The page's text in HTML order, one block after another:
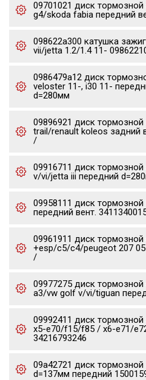
09701021 диск
g4/skoda fabia передний
098622a300 катушка
vii/jetta 1.2/1.4 11-
0986479a12 диск
veloster 11-, i30 11-
d=280мм
09896921 диск
trail/renault koleos задний
/
09916711 диск
v/vi/jetta iii передний
09958111 диск
передний вент.
09961911 диск
+esp/c5/c4/peugeot 207
/
09977275 диск
a3/vw golf v/vi/tiguan
09992411 диск
x5-e70/f15/f85 / x6-e71/
34216793246
09a42721 диск
d=137мм передний